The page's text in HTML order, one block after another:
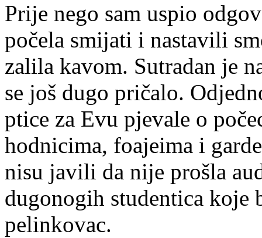
Prije nego sam uspio
počela smijati i nastavili
zalila kavom. Sutradan je
se još dugo pričalo.
ptice za Evu pjevale o
hodnicima, foajeima i
nisu javili da nije prošla
dugonogih studentica koje
pelinkovac.